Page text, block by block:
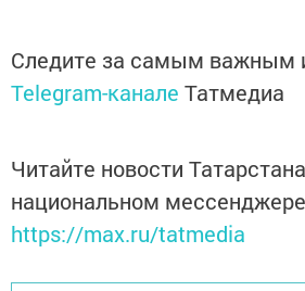
Следите за самым важным
Telegram-канале Татмедиа
Читайте новости
национальном
https://max.ru/tatmedia